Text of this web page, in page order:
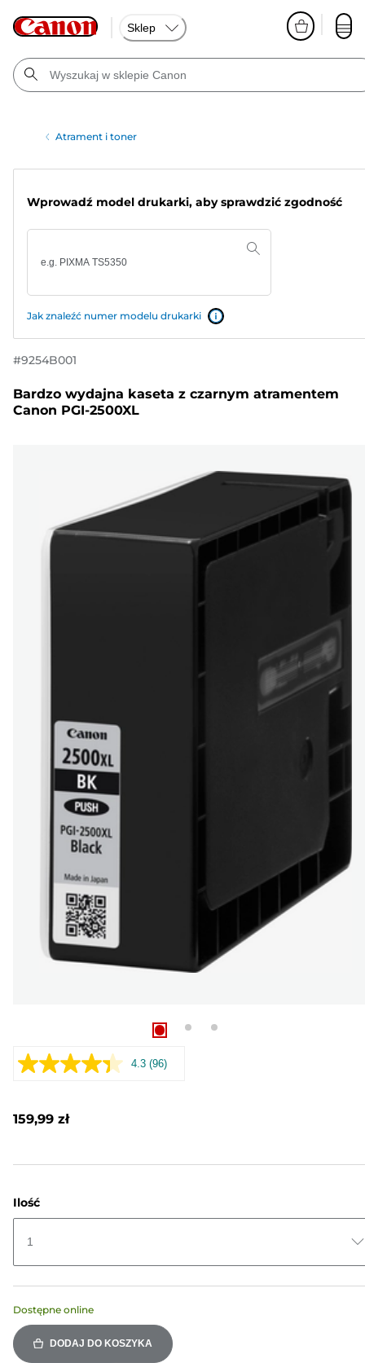
Sklep
Atrament i toner
Wprowadź model drukarki, aby sprawdzić zgodność
Jak znaleźć numer modelu drukarki
#9254B001
Bardzo wydajna kaseta z czarnym atramentem
Canon PGI-2500XL
4.3 Czytaj
(96)
159,99 zł
Ilość
1
Dostępne online
DODAJ DO KOSZYKA